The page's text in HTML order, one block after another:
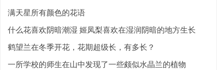
满天星所有颜色的花语
什么花喜欢阴暗潮湿 姬凤梨喜欢在湿润阴暗的地方生长
鹤望兰在冬季开花，花期超级长，有多长？
一所学校的师生在山中发现了一些颇似水晶兰的植物